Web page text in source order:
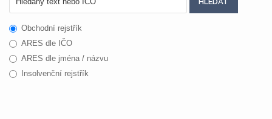
Obchodní rejstřík
ARES dle IČO
ARES dle jména / názvu
Insolvenční rejstřík